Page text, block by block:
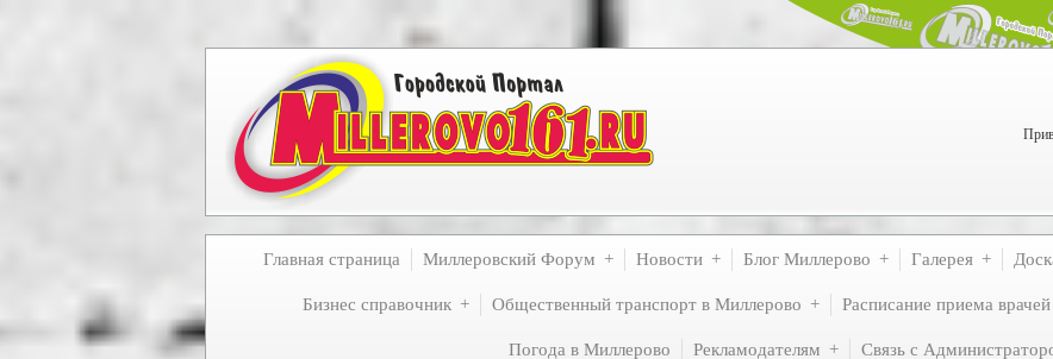
Главная страница Миллеровский Форум Новости Блог Миллерово Галерея
Бизнес справочник Общественный транспорт в Миллерово Расписание приема врачей
Погода в Миллерово Рекламодателям Связь с